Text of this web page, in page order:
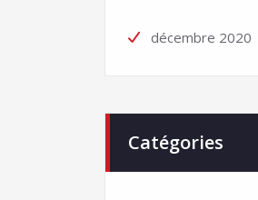
décembre 2020
Catégories